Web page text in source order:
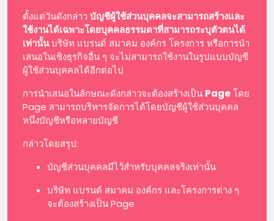
ตั้งแต่วันดังกล่าวบัญชีผู้ใช้ส่วนบุคคลจะสามารถสร้างและ
ใช้งานได้เฉพาะโดยบุคคลธรรมดาที่สามารถระบุตัวตนได้
เท่านั้นบริษัท แบรนด์ สมาคม องค์กร โครงการ หรือการนำ
เสนอในเชิงธุรกิจอื่น ๆ จะไม่สามารถใช้งานในรูปแบบบัญชี
ผู้ใช้ส่วนบุคคลได้อีกต่อไป
การนำเสนอในลักษณะดังกล่าวจะต้องสร้างเป็น Pageโดย
Page สามารถบริหารจัดการได้โดยบัญชีผู้ใช้ส่วนบุคคล
หนึ่งบัญชีหรือหลายบัญชี
กล่าวโดยสรุป:
บัญชีส่วนบุคคลมีไว้สำหรับบุคคลจริงเท่านั้น
บริษัท แบรนด์ สมาคม องค์กร และโครงการต่าง ๆ
จะต้องสร้างเป็น Page